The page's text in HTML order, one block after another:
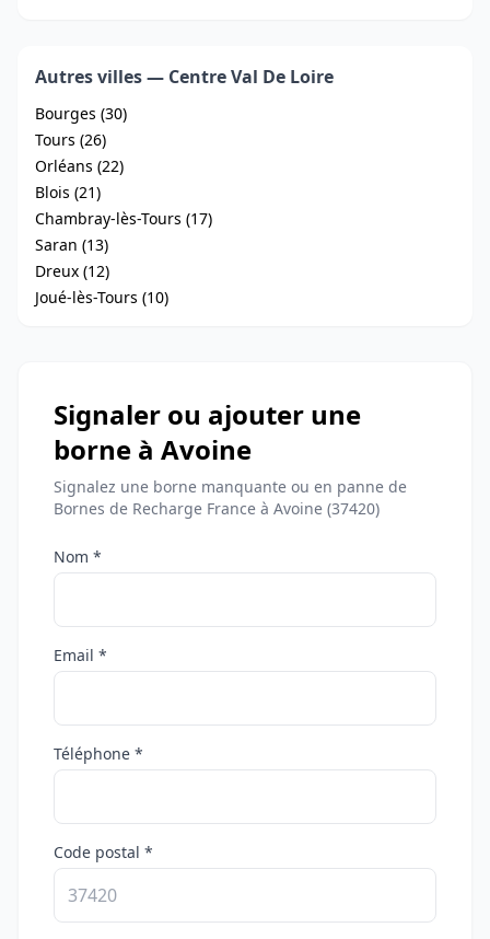
Autres villes — Centre Val De Loire
Bourges (30)
Tours (26)
Orléans (22)
Blois (21)
Chambray-lès-Tours (17)
Saran (13)
Dreux (12)
Joué-lès-Tours (10)
Signaler ou ajouter une
borne à Avoine
Signalez une borne manquante ou en panne de
Bornes de Recharge France à Avoine (37420)
Nom *
Email *
Téléphone *
Code postal *